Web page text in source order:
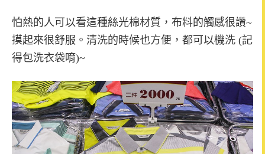
怕熱的人可以看這種絲光棉材質，布料的觸感很讚~
摸起來很舒服。清洗的時候也方便，都可以機洗 (記
得包洗衣袋唷)~